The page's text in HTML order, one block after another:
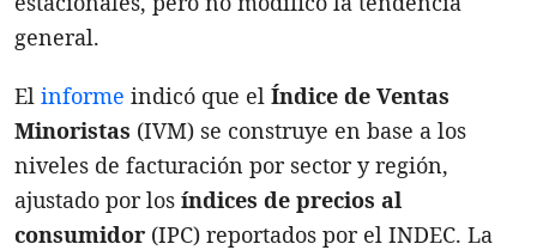
general.
El informe indicó que el Índice de Ventas
Minoristas (IVM) se construye en base a los
niveles de facturación por sector y región,
ajustado por los índices de precios al
consumidor (IPC) reportados por el INDEC. La